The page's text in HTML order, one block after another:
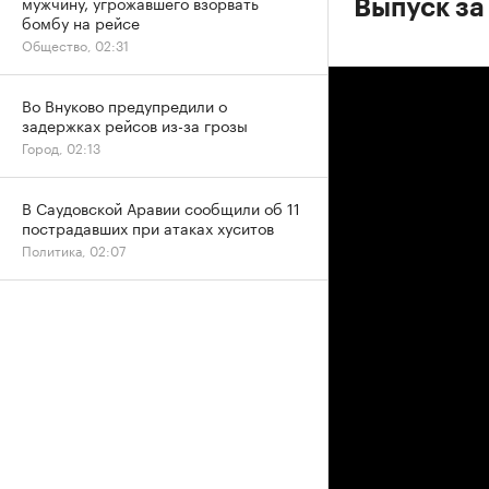
Выпуск
бомбу на рейсе
Общество, 02:31
Во Внуково предупредили о
задержках рейсов из-за грозы
Город, 02:13
В Саудовской Аравии сообщили об 11
пострадавших при атаках хуситов
Политика, 02:07